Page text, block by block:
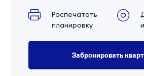
Распечатать
планировку
Забронировать